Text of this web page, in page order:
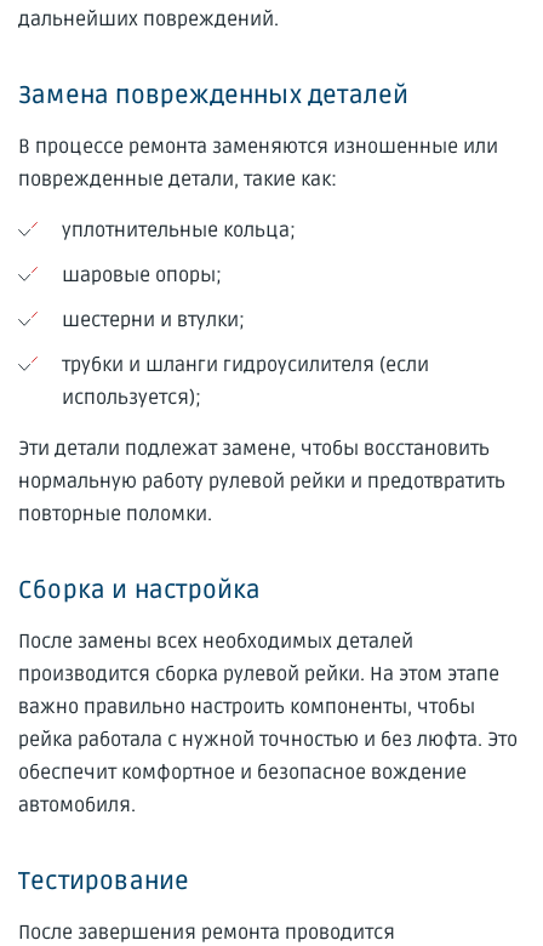
дальнейших повреждений.
Замена поврежденных деталей
В процессе ремонта заменяются изношенные или
поврежденные детали, такие как:
уплотнительные кольца;
шаровые опоры;
шестерни и втулки;
трубки и шланги гидроусилителя (если
используется);
Эти детали подлежат замене, чтобы восстановить
нормальную работу рулевой рейки и предотвратить
повторные поломки.
Сборка и настройка
После замены всех необходимых деталей
производится сборка рулевой рейки. На этом этапе
важно правильно настроить компоненты, чтобы
рейка работала с нужной точностью и без люфта. Это
обеспечит комфортное и безопасное вождение
автомобиля.
Тестирование
После завершения ремонта проводится